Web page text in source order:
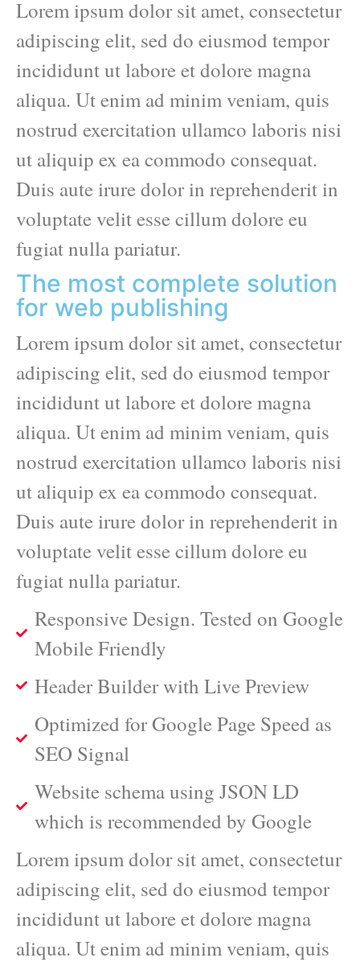
Lorem ipsum dolor sit amet, consectetur
adipiscing elit, sed do eiusmod tempor
incididunt ut labore et dolore magna
aliqua. Ut enim ad minim veniam, quis
nostrud exercitation ullamco laboris nisi
ut aliquip ex ea commodo consequat.
Duis aute irure dolor in reprehenderit in
voluptate velit esse cillum dolore eu
fugiat nulla pariatur.
The most complete solution
for web publishing
Lorem ipsum dolor sit amet, consectetur
adipiscing elit, sed do eiusmod tempor
incididunt ut labore et dolore magna
aliqua. Ut enim ad minim veniam, quis
nostrud exercitation ullamco laboris nisi
ut aliquip ex ea commodo consequat.
Duis aute irure dolor in reprehenderit in
voluptate velit esse cillum dolore eu
fugiat nulla pariatur.
Responsive Design. Tested on Google
Mobile Friendly
Header Builder with Live Preview
Optimized for Google Page Speed as
SEO Signal
Website schema using JSON LD
which is recommended by Google
Lorem ipsum dolor sit amet, consectetur
adipiscing elit, sed do eiusmod tempor
incididunt ut labore et dolore magna
aliqua. Ut enim ad minim veniam, quis